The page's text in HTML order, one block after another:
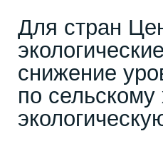
Для стран
снижение
по сельскому